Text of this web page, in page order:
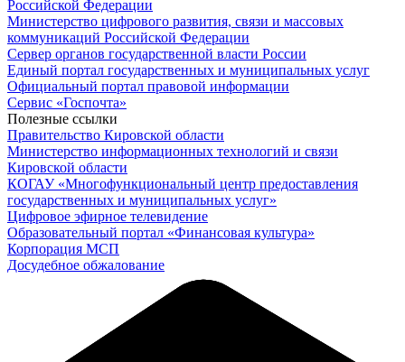
Российской Федерации
Министерство цифрового развития, связи и массовых
коммуникаций Российской Федерации
Сервер органов государственной власти России
Единый портал государственных и муниципальных услуг
Официальный портал правовой информации
Cервис «Госпочта»
Полезные ссылки
Правительство Кировской области
Министерство информационных технологий и связи
Кировской области
КОГАУ «Многофункциональный центр предоставления
государственных и муниципальных услуг»
Цифровое эфирное телевидение
Образовательный портал «Финансовая культура»
Корпорация МСП
Досудебное обжалование